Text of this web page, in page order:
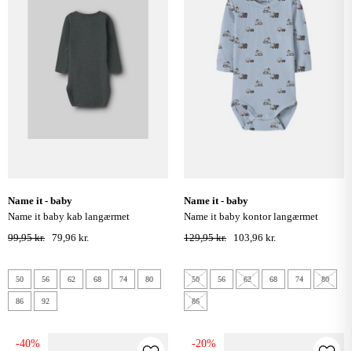
name it - baby
name it baby kab langærmet
bodystocking - urban chic
99,95 kr. 79,96 kr.
50 56 62 68 74 80
86 92
name it - baby
name it baby kontor langærmet
bodystocking - ashley blue
129,95 kr. 103,96 kr.
50 56 62 68 74 80
86
-40% -20%